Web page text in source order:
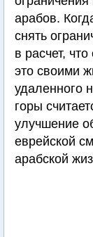
арабов.
снять
в расчет,
это своими
удаленного
горы
улучшение
еврейской
арабской